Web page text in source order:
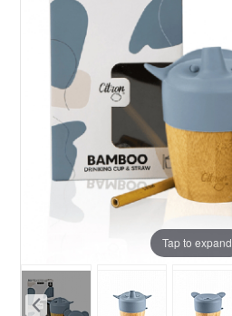
Tap to expand